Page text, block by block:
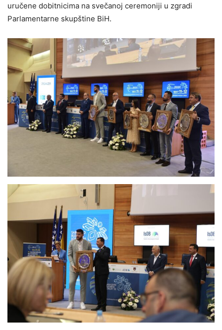
uručene dobitnicima na svečanoj ceremoniji u zgradi
Parlamentarne skupštine BiH.